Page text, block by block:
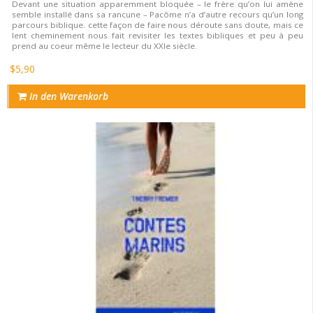
Devant une situation apparemment bloquée – le frère qu’on lui amène
semble installé dans sa rancune – Pacôme n’a d’autre recours qu’un long
parcours biblique. cette façon de faire nous déroute sans doute, mais ce
lent cheminement nous fait revisiter les textes bibliques et peu à peu
prend au coeur même le lecteur du XXIe siècle.
$5,90
In den Warenkorb